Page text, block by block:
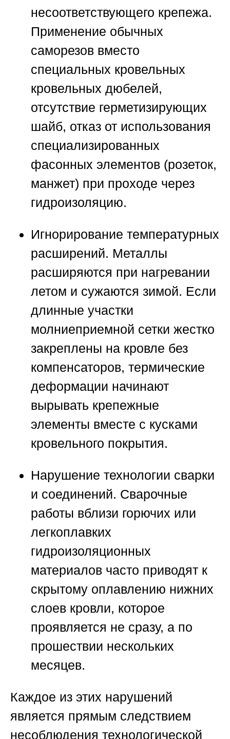
несоответствующего крепежа.
Применение обычных
саморезов вместо
специальных кровельных
кровельных дюбелей,
отсутствие герметизирующих
шайб, отказ от использования
специализированных
фасонных элементов (розеток,
манжет) при проходе через
гидроизоляцию.
Игнорирование температурных
расширений. Металлы
расширяются при нагревании
летом и сужаются зимой. Если
длинные участки
молниеприемной сетки жестко
закреплены на кровле без
компенсаторов, термические
деформации начинают
вырывать крепежные
элементы вместе с кусками
кровельного покрытия.
Нарушение технологии сварки
и соединений. Сварочные
работы вблизи горючих или
легкоплавких
гидроизоляционных
материалов часто приводят к
скрытому оплавлению нижних
слоев кровли, которое
проявляется не сразу, а по
прошествии нескольких
месяцев.
Каждое из этих нарушений
является прямым следствием
несоблюдения технологической